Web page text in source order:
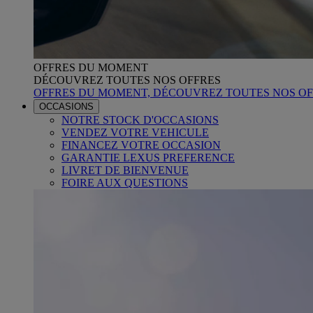
OFFRES DU MOMENT
DÉCOUVREZ TOUTES NOS OFFRES
OFFRES DU MOMENT, DÉCOUVREZ TOUTES NOS
OCCASIONS
NOTRE STOCK D'OCCASIONS
VENDEZ VOTRE VEHICULE
FINANCEZ VOTRE OCCASION
GARANTIE LEXUS PREFERENCE
LIVRET DE BIENVENUE
FOIRE AUX QUESTIONS